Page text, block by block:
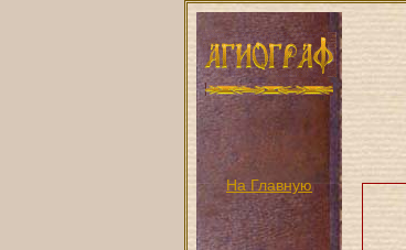
На Главную